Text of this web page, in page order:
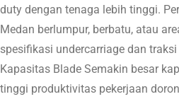
duty dengan tenaga lebih tinggi.
Medan berlumpur, berbatu, atau
spesifikasi undercarriage dan
Kapasitas Blade Semakin besar
tinggi produktivitas pekerjaan